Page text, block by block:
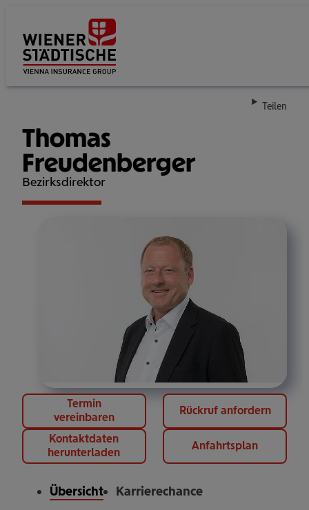
Teilen
Thomas
Freudenberger
Bezirksdirektor
Termin
vereinbaren
Rückruf anfordern
Kontaktdaten
herunterladen
Anfahrtsplan
Übersicht Karrierechance